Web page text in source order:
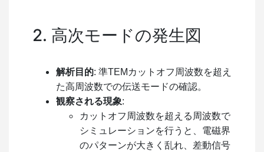
2. 高次モードの発生図
解析目的: 準TEMカットオフ周波数を超え
た高周波数での伝送モードの確認。
観察される現象:
カットオフ周波数を超える周波数で
シミュレーションを行うと、電磁界
のパターンが大きく乱れ、差動信号